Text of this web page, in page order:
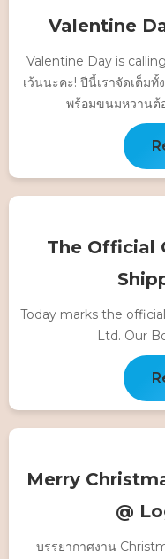
Valentine
Valentine Day is
เว้นนะคะ! ปีนี้เราจัดเต็ม
พร้อมขนมหวานต้
The Official
Today marks the
Ltd. Our
Merry
@
บรรยากาศงาน